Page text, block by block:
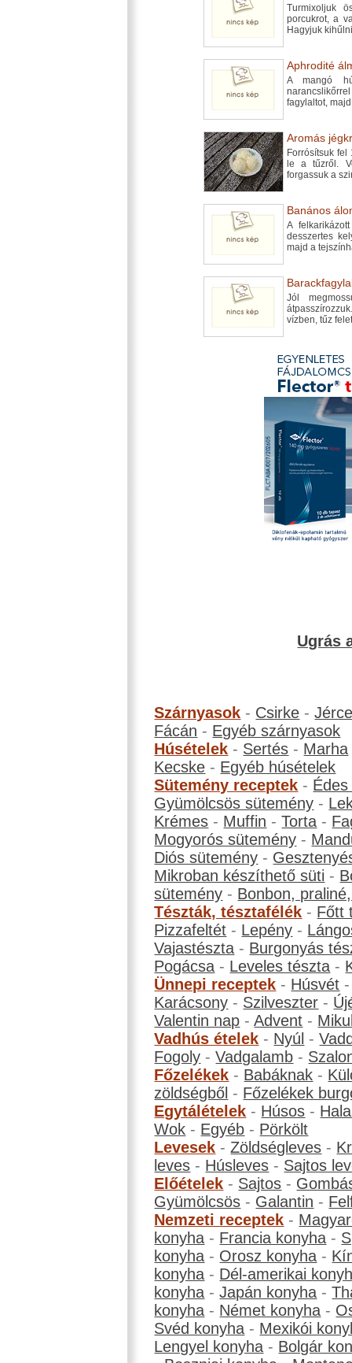
Turmixoljuk
porcukrot, a
Hagyjuk
Aphrodité
A mangó
fagylaltot,
Aromás
Forrósítsuk fel
le a tűzről.
forgassuk a
Banános
A
desszertes
majd a
Jól
vízben, tűz
Ugrás
Szárnyasok - Csirke -
Fácán - Egyéb szárnyasok
Húsételek - Sertés - Marha
Kecske - Egyéb húsételek
Sütemény receptek -
Gyümölcsös sütemény -
Krémes - Muffin -Torta -
Mogyorós sütemény -
Diós sütemény -
Mikroban készíthető süti -
sütemény - Bonbon,
Tészták, tésztafélék - Főtt
Pizzafeltét - Lepény -
Vajastészta - Burgonyás
Pogácsa - Leveles tészta -
Ünnepi receptek - Húsvét
Karácsony - Szilveszter -
Valentin nap -Advent -
Vadhús ételek - Nyúl -
Fogoly -Vadgalamb -
Főzelékek - Babáknak -
zöldségből - Főzelékek
Egytálételek - Húsos -
Wok - Egyéb - Pörkölt
Levesek -Zöldségleves -
leves - Húsleves - Sajtos
Előételek - Sajtos -
Gyümölcsös - Galantin -
Nemzeti receptek -
konyha - Francia konyha -
konyha - Orosz konyha -
konyha - Dél-amerikai
konyha -Japán konyha -
konyha - Német konyha -
Svéd konyha - Mexikói
Lengyel konyha - Bolgár